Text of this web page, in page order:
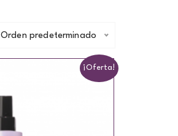
Orden predeterminado
¡Oferta!